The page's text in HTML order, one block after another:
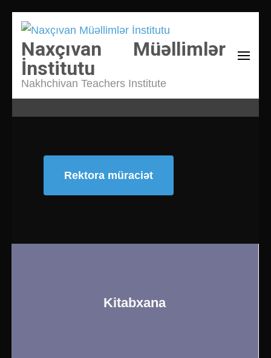
Naxçıvan Müəllimlər
İnstitutu
Nakhchivan Teachers Institute
Rektora müraciət
Kitabxana